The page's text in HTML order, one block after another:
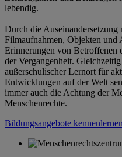
lebendig.
Durch die Auseinandersetzung
Filmaufnahmen, Objekten und
Erinnerungen von Betroffenen
der Vergangenheit.
außerschulischer Lernort für
Entwicklungen auf der Welt
immer auch die Achtung der
Menschenrechte.
Bildungsangebote kennenlernen